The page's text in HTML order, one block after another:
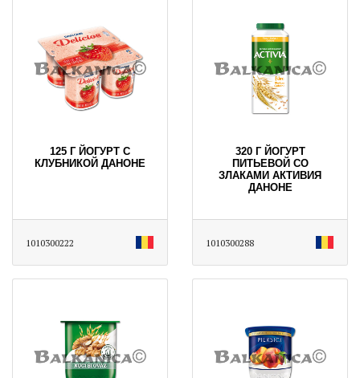
125 Г ЙОГУРТ С
КЛУБНИКОЙ ДАНОНЕ
1010300222
320 Г ЙОГУРТ
ПИТЬЕВОЙ СО
ЗЛАКАМИ АКТИВИЯ
ДАНОНЕ
1010300288